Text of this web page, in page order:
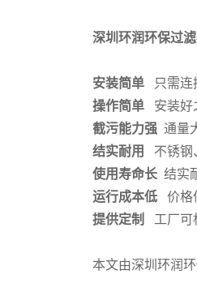
深圳环润环保过
安装简单只需连
操作简单
安装好
截污能力强通量
结实耐用
不锈钢
使用寿命长结实
运行成本低价格
提供定制
工厂可
本文由深圳环润